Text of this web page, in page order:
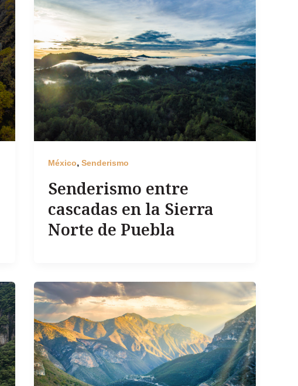
México,Senderismo
Senderismo entre
cascadas en la Sierra
Norte de Puebla